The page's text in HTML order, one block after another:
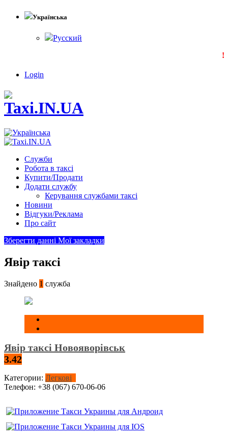
Українська
Русский
Login
Служби
Робота в таксі
Купити/Продати
Додати службу
Керування службами таксі
Новини
Відгуки/Реклама
Про сайт
Зберегти данні Мої закладки
Явір таксі
Знайдено 1 служба
Явір таксі Новояворівськ
3.42
Категории: Легкові
Телефон: +38 (067) 670-06-06